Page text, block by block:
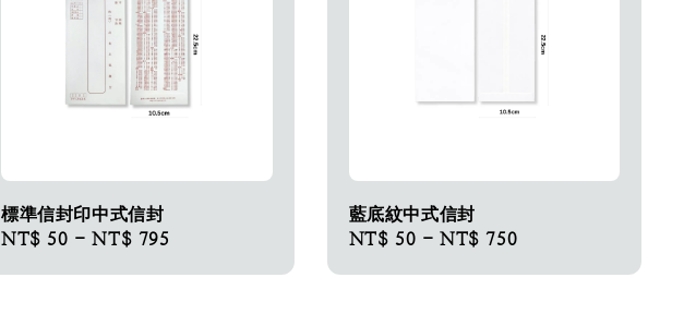
標準信封印中式信封
Regular
NT$ 50 -NT$ 795
藍底紋中式信封
Regular
NT$ 50 - NT$ 750